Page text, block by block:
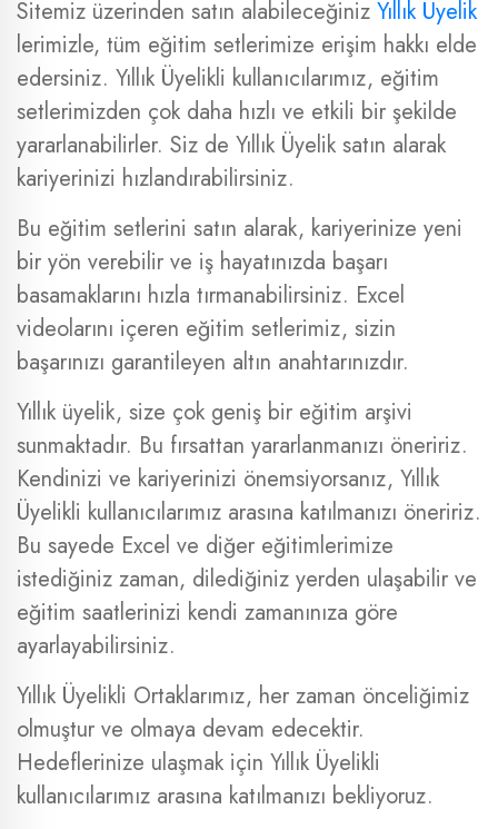
Sitemiz üzerinden satın alabileceğiniz Yıllık Üyelik
lerimizle, tüm eğitim setlerimize erişim hakkı elde
edersiniz. Yıllık Üyelikli kullanıcılarımız, eğitim
setlerimizden çok daha hızlı ve etkili bir şekilde
yararlanabilirler. Siz de Yıllık Üyelik satın alarak
kariyerinizi hızlandırabilirsiniz.
Bu eğitim setlerini satın alarak, kariyerinize yeni
bir yön verebilir ve iş hayatınızda başarı
basamaklarını hızla tırmanabilirsiniz. Excel
videolarını içeren eğitim setlerimiz, sizin
başarınızı garantileyen altın anahtarınızdır.
Yıllık üyelik, size çok geniş bir eğitim arşivi
sunmaktadır. Bu fırsattan yararlanmanızı öneririz.
Kendinizi ve kariyerinizi önemsiyorsanız, Yıllık
Üyelikli kullanıcılarımız arasına katılmanızı öneririz.
Bu sayede Excel ve diğer eğitimlerimize
istediğiniz zaman, dilediğiniz yerden ulaşabilir ve
eğitim saatlerinizi kendi zamanınıza göre
ayarlayabilirsiniz.
Yıllık Üyelikli Ortaklarımız, her zaman önceliğimiz
olmuştur ve olmaya devam edecektir.
Hedeflerinize ulaşmak için Yıllık Üyelikli
kullanıcılarımız arasına katılmanızı bekliyoruz.